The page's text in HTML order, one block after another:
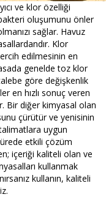
ve klor özelliği
oluşumunu önler
sağlar. Havuz
Klor
edilmesinin en
genelde toz klor
göre değişkenlik
en hızlı sonuç veren
Bir diğer kimyasal olan
çürütür ve yenisinin
uygun
etkili çözüm
içeriği kaliteli olan ve
kullanmak
kullanın, kaliteli